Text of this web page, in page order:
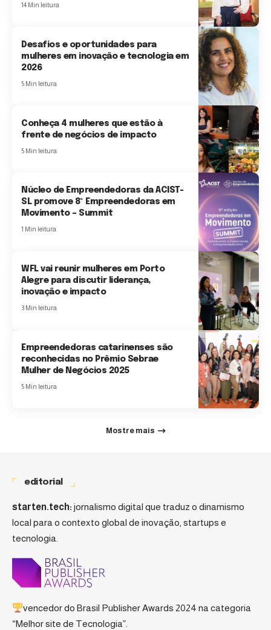
14 Min leitura
Desafios e oportunidades para
mulheres em inovação e tecnologia em
2026
5 Min leitura
Conheça 4 mulheres que estão à
frente de negócios de impacto
5 Min leitura
Núcleo de Empreendedoras da ACIST-
SL promove 8º Empreendedoras em
Movimento – Summit
1 Min leitura
WFL vai reunir mulheres em Porto
Alegre para discutir liderança,
inovação e impacto
3 Min leitura
Empreendedoras catarinenses são
reconhecidas no Prêmio Sebrae
Mulher de Negócios 2025
5 Min leitura
Mostre mais
editorial
starten.tech: jornalismo digital que traduz o dinamismo
local para o contexto global de inovação, startups e
tecnologia.
vencedor do Brasil Publisher Awards 2024 na categoria
“Melhor site de Tecnologia”.